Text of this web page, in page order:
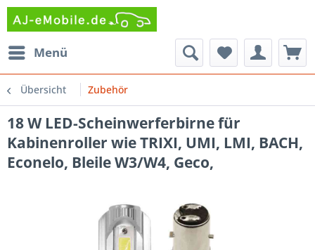
Menü
Übersicht Zubehör
18 W LED-Scheinwerferbirne für
Kabinenroller wie TRIXI, UMI, LMI, BACH,
Econelo, Bleile W3/W4, Geco,